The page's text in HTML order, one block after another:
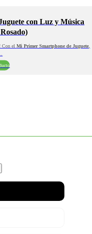
con Luz y Música
Con elMi Primer Smartphone de Juguete